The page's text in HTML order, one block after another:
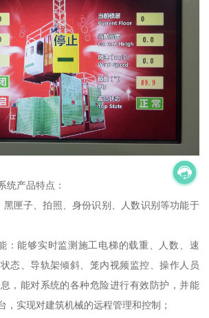
统产品特点：
黑匣子、拍照、身份识别、人数识别等功能于
：能够实时监测施工电梯的载重、人数、速
态、导轨架倾斜、笼内视频监控、操作人员
，能对系统的各种危险进行有效防护，并能
，实现对建筑机械的远程管理和控制；